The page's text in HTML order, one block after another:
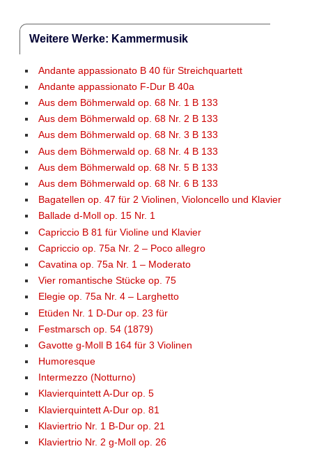
Weitere Werke: Kammermusik
Andante appassionato B 40 für Streichquartett
Andante appassionato F-Dur B 40a
Aus dem Böhmerwald op. 68 Nr. 1 B 133
Aus dem Böhmerwald op. 68 Nr. 2 B 133
Aus dem Böhmerwald op. 68 Nr. 3 B 133
Aus dem Böhmerwald op. 68 Nr. 4 B 133
Aus dem Böhmerwald op. 68 Nr. 5 B 133
Aus dem Böhmerwald op. 68 Nr. 6 B 133
Bagatellen op. 47 für 2 Violinen, Violoncello und Klavier
Ballade d-Moll op. 15 Nr. 1
Capriccio B 81 für Violine und Klavier
Capriccio op. 75a Nr. 2 – Poco allegro
Cavatina op. 75a Nr. 1 – Moderato
Vier romantische Stücke op. 75
Elegie op. 75a Nr. 4 – Larghetto
Etüden Nr. 1 D-Dur op. 23 für
Festmarsch op. 54 (1879)
Gavotte g-Moll B 164 für 3 Violinen
Humoresque
Intermezzo (Notturno)
Klavierquintett A-Dur op. 5
Klavierquintett A-Dur op. 81
Klaviertrio Nr. 1 B-Dur op. 21
Klaviertrio Nr. 2 g-Moll op. 26